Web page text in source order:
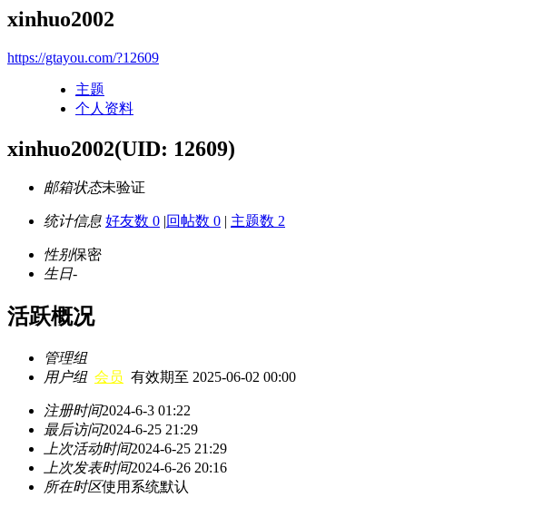
xinhuo2002
https://gtayou.com/?12609
主题
个人资料
xinhuo2002(UID: 12609)
邮箱状态未验证
统计信息 好友数 0 |回帖数 0 | 主题数 2
性别保密
生日-
活跃概况
管理组
用户组 会员 有效期至 2025-06-02 00:00
注册时间2024-6-3 01:22
最后访问2024-6-25 21:29
上次活动时间2024-6-25 21:29
上次发表时间2024-6-26 20:16
所在时区使用系统默认